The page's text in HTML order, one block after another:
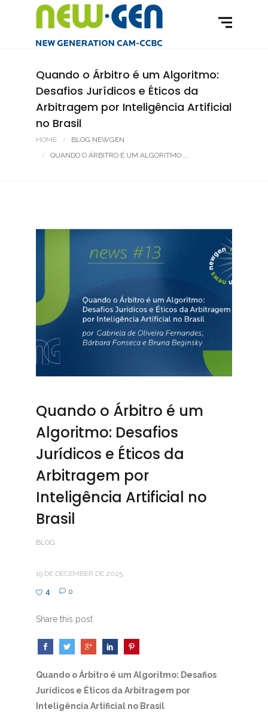
Quando o Árbitro é um Algoritmo:
Desafios Jurídicos e Éticos da
Arbitragem por Inteligência Artificial
no Brasil
HOME
BLOG NEWGEN
QUANDO O ÁRBITRO É UM ALGORITMO:...
Quando o Árbitro é um
Algoritmo: Desafios
Jurídicos e Éticos da
Arbitragem por
Inteligência Artificial no
Brasil
BLOG
19 DE DECEMBER DE 2025
4 0
Share this post
Quando o Árbitro é um Algoritmo: Desafios
Jurídicos e Éticos da Arbitragem por
Inteligência Artificial no Brasil